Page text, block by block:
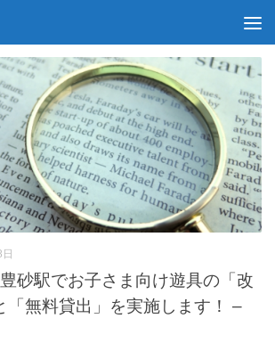
:
砂駅でお子さま向け遊具の「改
「無料貸出」を実施します！ –